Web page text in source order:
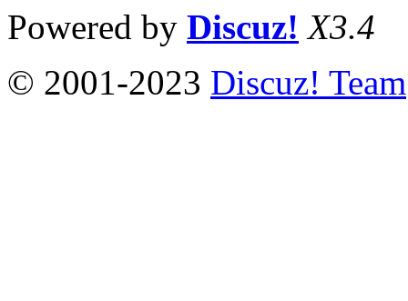
Powered by Discuz! X3.4
© 2001-2023 Discuz! Team